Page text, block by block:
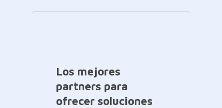
Los mejores
partners para
ofrecer soluciones